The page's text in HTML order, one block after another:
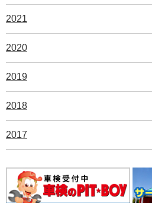
2021
2020
2019
2018
2017